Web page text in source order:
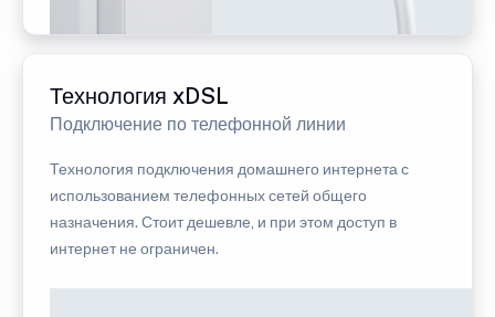
Технология xDSL
Подключение по телефонной линии
Технология подключения домашнего интернета с
использованием телефонных сетей общего
назначения. Стоит дешевле, и при этом доступ в
интернет не ограничен.